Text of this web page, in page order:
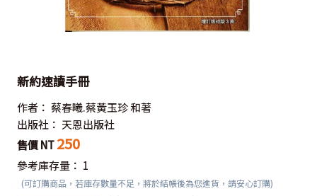
新約速讀手冊
作者： 蔡春曦.蔡黃玉珍 和著
出版社： 天恩出版社
售價 NT 250
參考庫存量： 1
(可訂購商品，若庫存數量不足，將於結帳後為您進貨，請安心訂購)